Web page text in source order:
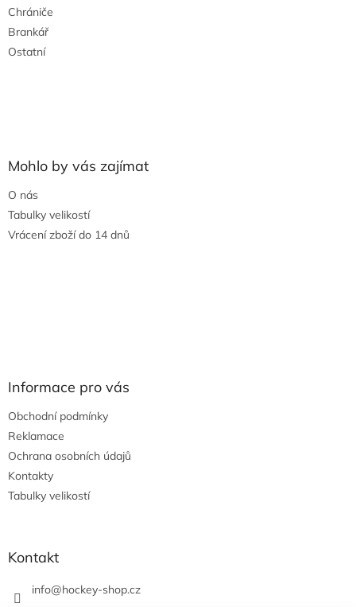
Chrániče
Brankář
Ostatní
Mohlo by vás zajímat
O nás
Tabulky velikostí
Vrácení zboží do 14 dnů
Informace pro vás
Obchodní podmínky
Reklamace
Ochrana osobních údajů
Kontakty
Tabulky velikostí
Kontakt
info@hockey-shop.cz